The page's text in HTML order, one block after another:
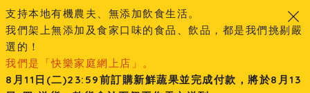
支持本地有機農夫、無添加飲食生活。
我們架上無添加及食家口味的食品、飲品，都是我們挑剔嚴
選的！
我們是「快樂家庭網上店」。
8月11日(二)23:59前訂購新鮮蔬果並完成付款，將於8月13